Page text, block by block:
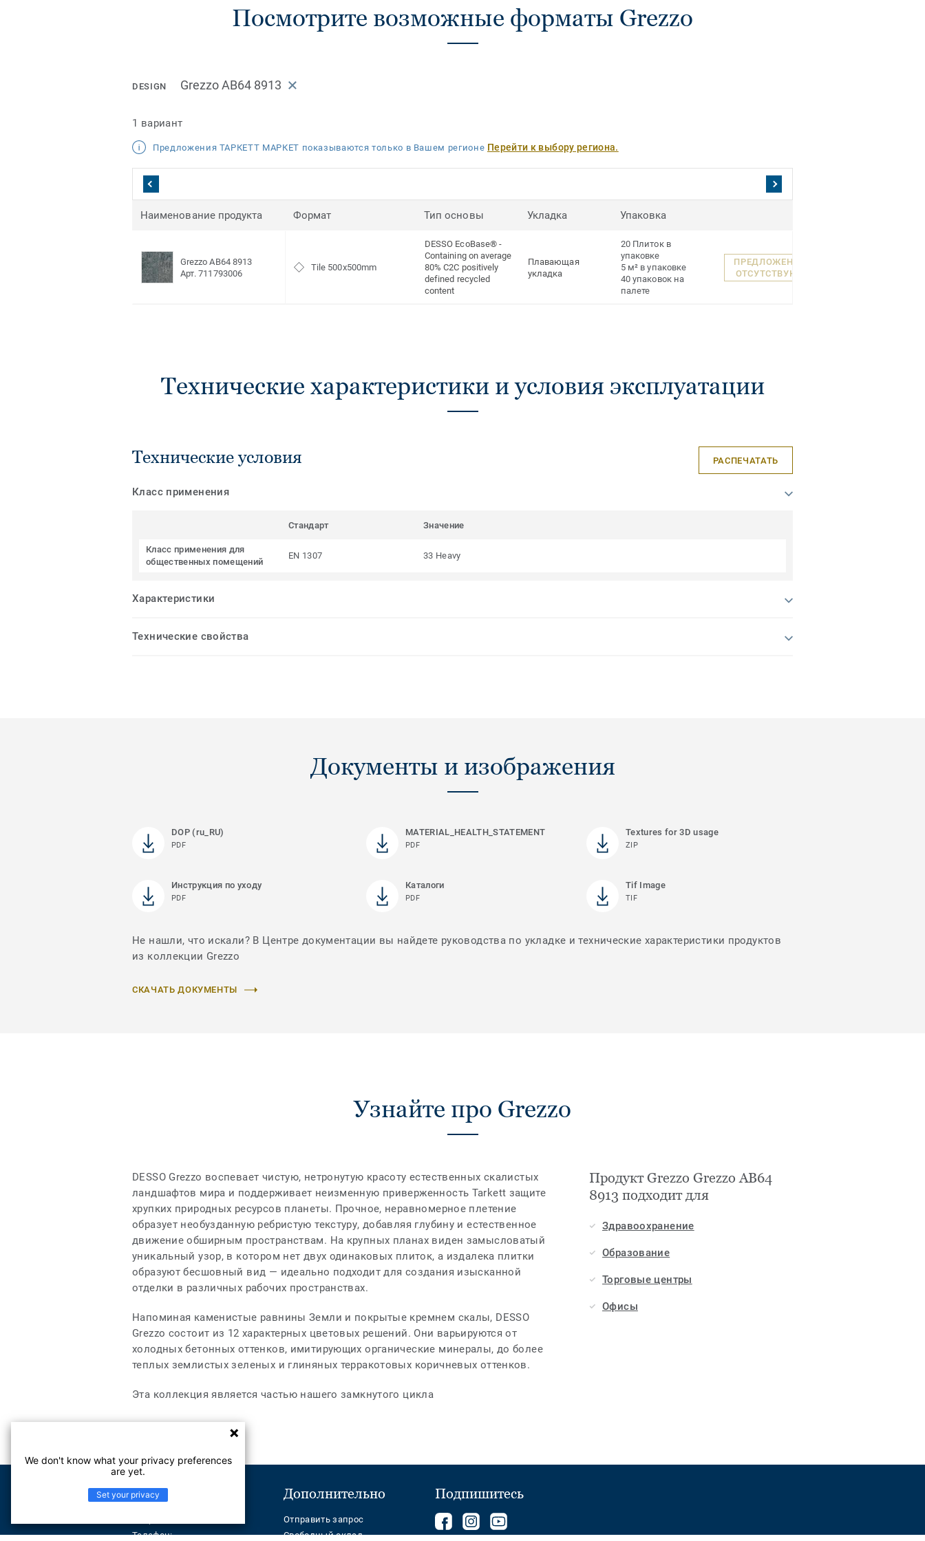
Посмотрите возможные форматы Grezzo
DESIGN Grezzo AB64 8913
1 вариант
Предложения ТАРКЕТТ МАРКЕТ показываются только в Вашем регионе Перейти к выбору региона.
Наименование продукта Формат Тип основы Укладка Упаковка
Grezzo AB64 8913
Арт. 711793006
Tile 500x500mm
DESSO EcoBase® -
Containing on average
80% C2C positively
defined recycled
content
Плавающая
укладка
20 Плиток в
упаковке
5 м² в упаковке
40 упаковок на
палете
ПРЕДЛОЖЕНИЯ
ОТСУТСТВУЮТ
Технические характеристики и условия эксплуатации
Технические условия РАСПЕЧАТАТЬ
Класс применения
Стандарт Значение
Класс применения для
общественных помещений
EN 1307 33 Heavy
Характеристики
Технические свойства
Документы и изображения
DOP (ru_RU)
PDF
MATERIAL_HEALTH_STATEMENT
PDF
Textures for 3D usage
ZIP
Инструкция по уходу
PDF
Каталоги
PDF
Tif Image
TIF
Не нашли, что искали? В Центре документации вы найдете руководства по укладке и технические характеристики продуктов
из коллекции Grezzo
СКАЧАТЬ ДОКУМЕНТЫ
Узнайте про Grezzo
DESSO Grezzo воспевает чистую, нетронутую красоту естественных скалистых
ландшафтов мира и поддерживает неизменную приверженность Tarkett защите
хрупких природных ресурсов планеты. Прочное, неравномерное плетение
образует необузданную ребристую текстуру, добавляя глубину и естественное
движение обширным пространствам. На крупных планах виден замысловатый
уникальный узор, в котором нет двух одинаковых плиток, а издалека плитки
образуют бесшовный вид — идеально подходит для создания изысканной
отделки в различных рабочих пространствах.
Напоминая каменистые равнины Земли и покрытые кремнем скалы, DESSO
Grezzo состоит из 12 характерных цветовых решений. Они варьируются от
холодных бетонных оттенков, имитирующих органические минералы, до более
теплых землистых зеленых и глиняных терракотовых коричневых оттенков.
Эта коллекция является частью нашего замкнутого цикла
Продукт Grezzo Grezzo AB64
8913 подходит для
Здравоохранение
Образование
Торговые центры
Офисы
Поддержка
Телефон:
Дополнительно
Отправить запрос
Свободный склад
Подпишитесь
Подписывайтесь
на
components.footer.tarkett_social_instagram
Follow
us
We don't know what your privacy preferences
are yet.
Set your privacy